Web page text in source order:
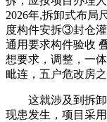
2026年,拆卸式布
度构件安拆③封仓
通用要求构件验收
想要求，调整，一
毗连，五户危改房
这就涉及到拆卸
现患发生，项目采